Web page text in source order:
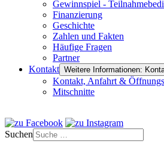
Gewinnspiel -
Finanzierung
Geschichte
Zahlen und Fakten
Häufige Fragen
Partner
Kontakt Weitere Informationen:
Kontakt, Anfahrt &
Mitschnitte
Suchen